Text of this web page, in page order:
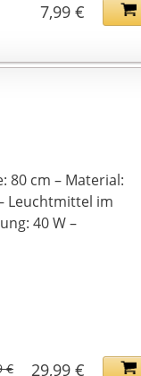
7,99 €
80 cm – Material:
Leuchtmittel im
40 W –
29,99 €
€